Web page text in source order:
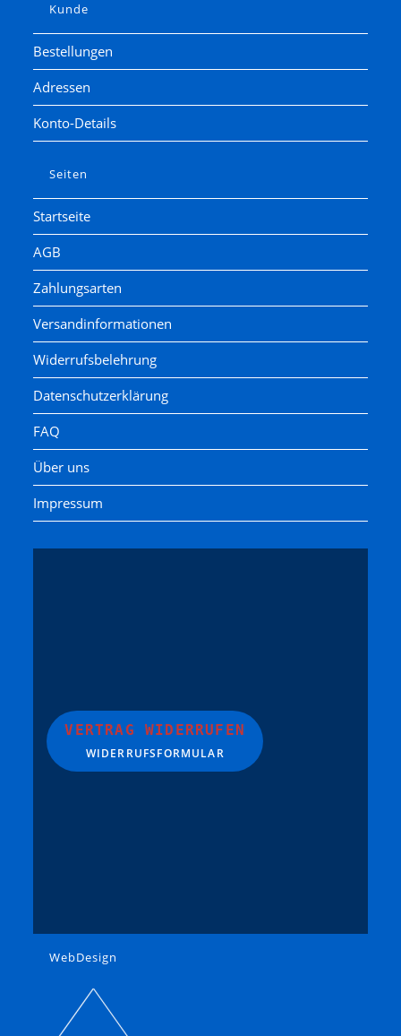
Kunde
Bestellungen
Adressen
Konto-Details
Seiten
Startseite
AGB
Zahlungsarten
Versandinformationen
Widerrufsbelehrung
Datenschutzerklärung
FAQ
Über uns
Impressum
VERTRAG WIDERRUFEN
WIDERRUFSFORMULAR
WebDesign